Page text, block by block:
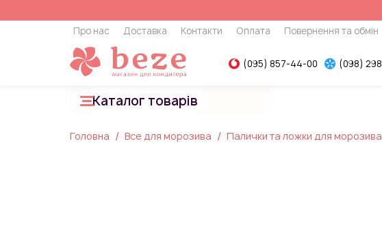
Про нас Доставка Контакти Оплата Повернення та обмін
(095) 857-44-00
(098)
Каталог товарів
Головна Все для морозива Палички та ложки для морозива